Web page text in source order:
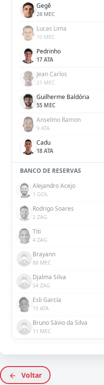
Gegê
28 MEC
Lucas Lima
10 MEC
Pedrinho
17 ATA
Jean Carlos
21 MEC
Guilherme Baldória
55 MEC
Anselmo Ramon
9 ATA
Cadu
18 ATA
BANCO DE RESERVAS
Alejandro Acejo
1 GOL
Rodrigo Soares
2 ZAG
Titi
4 ZAG
Brayann
88 MEC
Djalma Silva
54 ZAG
Esli García
15 ATA
Bruno Sávio da Silva
11 MEC
Voltar